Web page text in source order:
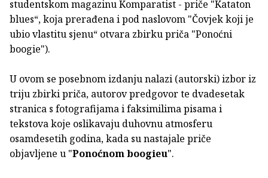
studentskom magazinu Komparatist - priče "Kataton
blues“, koja prerađena i pod naslovom "Čovjek koji je
ubio vlastitu sjenu“ otvara zbirku priča "Ponoćni
boogie").
U ovom se posebnom izdanju nalazi (autorski) izbor iz
triju zbirki priča, autorov predgovor te dvadesetak
stranica s fotografijama i faksimilima pisama i
tekstova koje oslikavaju duhovnu atmosferu
osamdesetih godina, kada su nastajale priče
objavljene u "Ponoćnom boogieu".